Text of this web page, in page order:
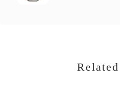
苺とピスタチオ
2026/06/15